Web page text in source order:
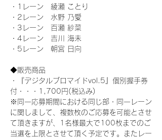
・1レーン　綾瀬 ことり
・2レーン　水野 乃愛
・3レーン　百瀬 紗菜
・4レーン　吉川 海未
・5レーン　朝宮 日向
◆販売商品
・『デジタルブロマイドvol.5』個別握手券
付・・・1,700円(税込み)
※同一応募期間における同じ部・同一レーン
に関しまして、複数枚のご応募を可能とさせ
て頂きますが、1名様最大で100枚までのご
当選を上限とさせて頂く予定です。またレー